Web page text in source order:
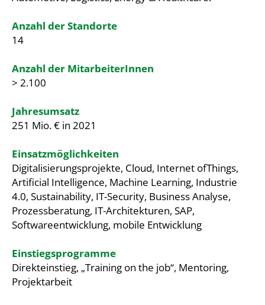
Anzahl der Standorte
14
Anzahl der MitarbeiterInnen
> 2.100
Jahresumsatz
251 Mio. € in 2021
Einsatzmöglichkeiten
Digitalisierungsprojekte, Cloud, Internet ofThings,
Artificial Intelligence, Machine Learning, Industrie
4.0, Sustainability, IT-Security, Business Analyse,
Prozessberatung, IT-Architekturen, SAP,
Softwareentwicklung, mobile Entwicklung
Einstiegsprogramme
Direkteinstieg, „Training on the job“, Mentoring,
Projektarbeit